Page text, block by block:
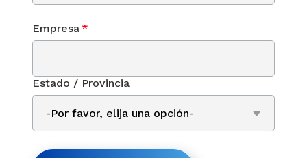
Empresa *
Estado / Provincia